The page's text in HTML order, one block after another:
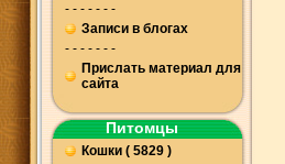
- - - - - - -
Записи в блогах
- - - - - - -
Прислать материал для
сайта
Питомцы
Кошки ( 5829 )